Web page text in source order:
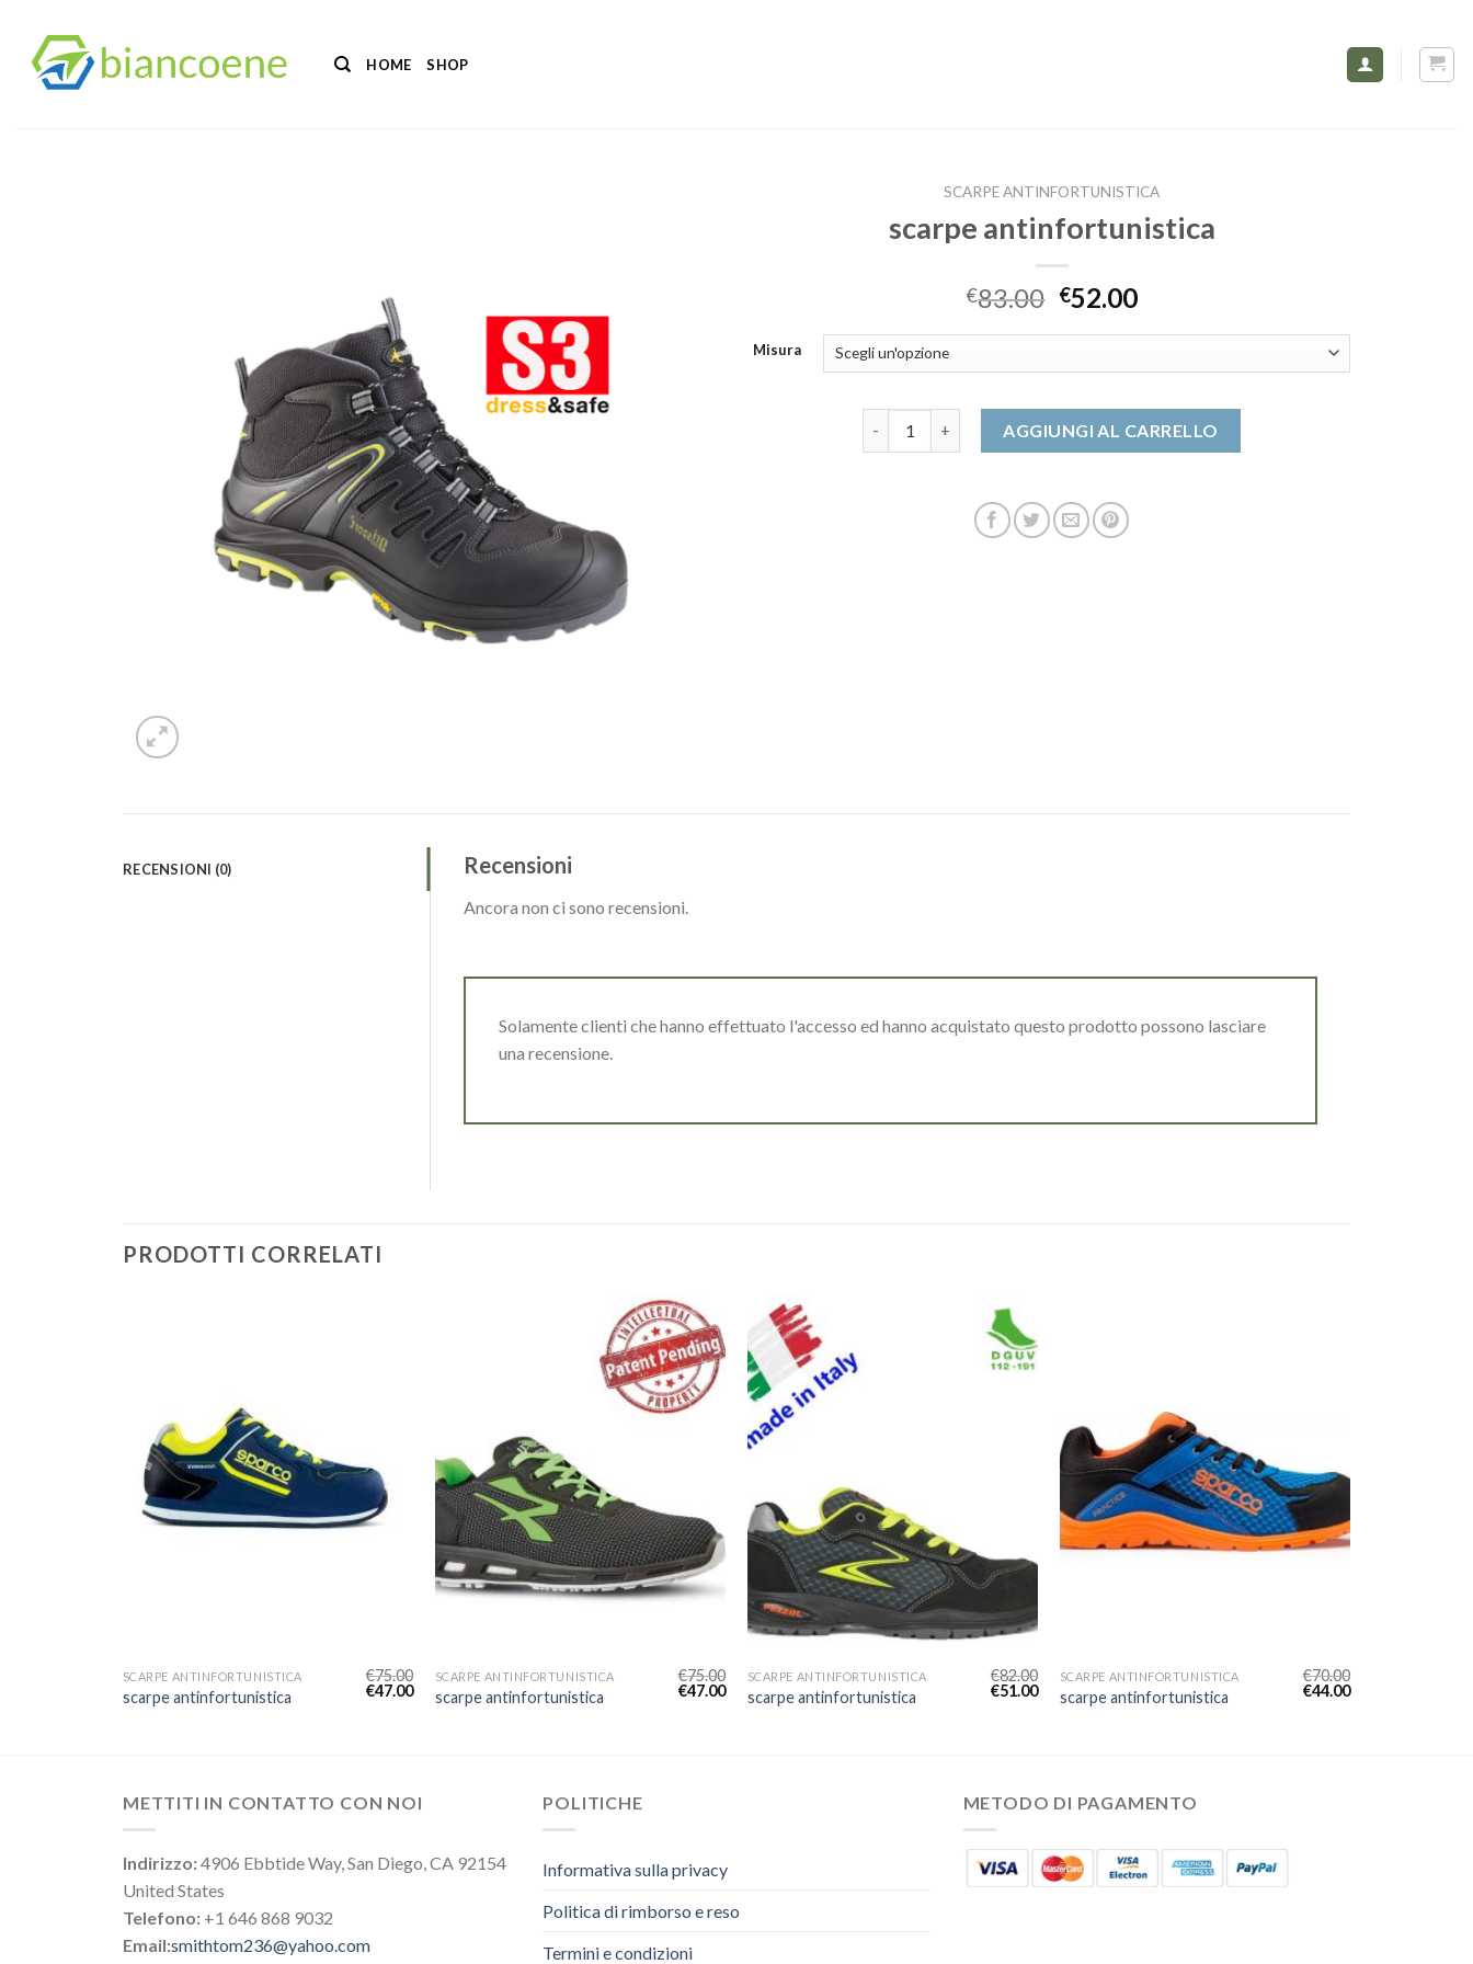
contenuti
HOME SHOP
SCARPE ANTINFORTUNISTICA
scarpe antinfortunistica
€83.00 €52.00
Misura
AGGIUNGI AL CARRELLO
RECENSIONI (0) Recensioni
Ancora non ci sono recensioni.
Solamente clienti che hanno effettuato l'accesso ed hanno acquistato questo prodotto possono lasciare
una recensione.
PRODOTTI CORRELATI
SCARPE ANTINFORTUNISTICA
scarpe antinfortunistica
€75.00
€47.00
SCARPE ANTINFORTUNISTICA
scarpe antinfortunistica
€75.00
€47.00
SCARPE ANTINFORTUNISTICA
scarpe antinfortunistica
€82.00
€51.00
SCARPE ANTINFORTUNISTICA
scarpe antinfortunistica
€70.00
€44.00
METTITI IN CONTATTO CON NOI
Indirizzo:4906 Ebbtide Way, San Diego, CA 92154
United States
Telefono: +1 646 868 9032
Email:smithtom236@yahoo.com
POLITICHE
Informativa sulla privacy
Politica di rimborso e reso
Termini e condizioni
METODO DI PAGAMENTO